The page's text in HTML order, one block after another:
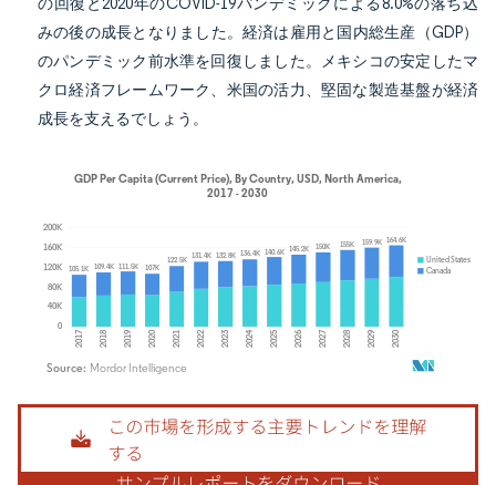
の回復と2020年のCOVID-19パンデミックによる8.0%の落ち込
みの後の成長となりました。経済は雇用と国内総生産（GDP）
のパンデミック前水準を回復しました。メキシコの安定したマ
クロ経済フレームワーク、米国の活力、堅固な製造基盤が経済
成長を支えるでしょう。
画像 © Mordor Intelligence。再利用にはCC BY 4.0の表示が必要です。